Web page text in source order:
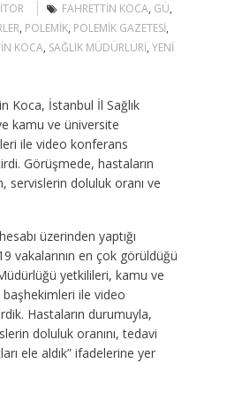
FAHRETTIN KOCA, GÜ,
, POLEMIK, POLEMIK GAZETESI,
KOCA, SAĞLIK MÜDÜRLÜRI, YENI
Koca, İstanbul İl Sağlık
kamu ve üniversite
ile video konferans
Görüşmede, hastaların
servislerin doluluk oranı ve
üzerinden yaptığı
vakalarının en çok görüldüğü
yetkilileri, kamu ve
ile video
Hastaların durumuyla,
doluluk oranını, tedavi
ele aldık” ifadelerine yer